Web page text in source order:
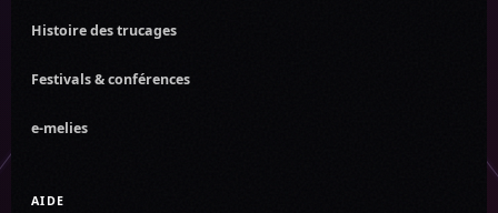
Histoire des trucages
Festivals & conférences
e-melies
AIDE